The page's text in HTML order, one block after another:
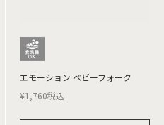
エモーション ベビーフォーク
¥1,760税込